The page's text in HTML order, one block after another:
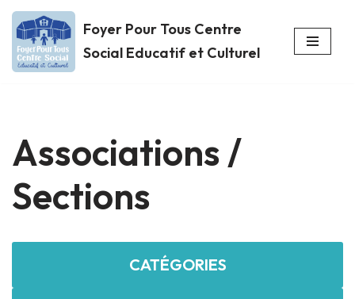
Aller
au
Foyer Pour Tous Centre
Social Educatif et Culturel
Associations /
Sections
CATÉGORIES